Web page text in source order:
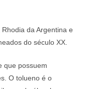
da Argentina e
do século XX.
que possuem
O tolueno é o